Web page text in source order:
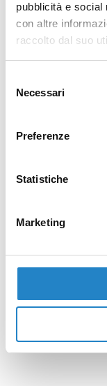
pubblicità e social
con altre
raccolto dal suo
delNecessari
Preferenze
Statistiche
Marketing